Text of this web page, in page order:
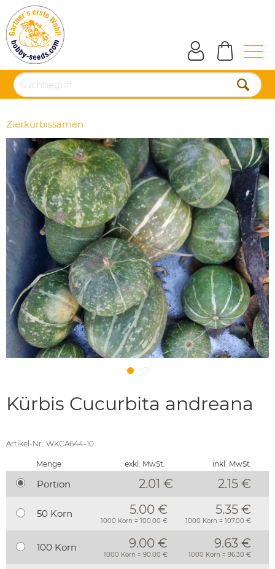
Zierkürbissamen
Kürbis Cucurbita andreana
Artikel-Nr.: WKCA644-10
Menge exkl. MwSt. inkl. MwSt.
Portion 2.01 € 2.15 €
50 Korn 5.00 €
1000 Korn = 100.00 €
5.35 €
1000 Korn = 107.00 €
100 Korn 9.00 €
1000 Korn = 90.00 €
9.63 €
1000 Korn = 96.30 €